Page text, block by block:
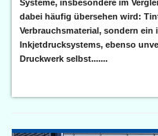
Systeme, insbesondere im
dabei häufig übersehen wird:
Verbrauchsmaterial, sondern ein
Inkjetdrucksystems, ebenso
Druckwerk selbst.......